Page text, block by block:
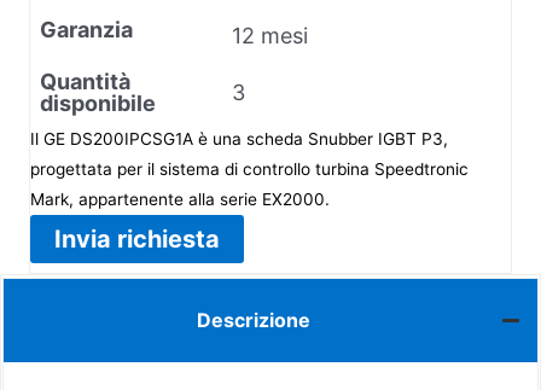
Garanzia
12 mesi
Quantità
disponibile
3
Il GE DS200IPCSG1A è una scheda Snubber IGBT P3,
progettata per il sistema di controllo turbina Speedtronic
Mark, appartenente alla serie EX2000.
Invia richiesta
Descrizione